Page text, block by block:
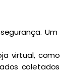
virtual,